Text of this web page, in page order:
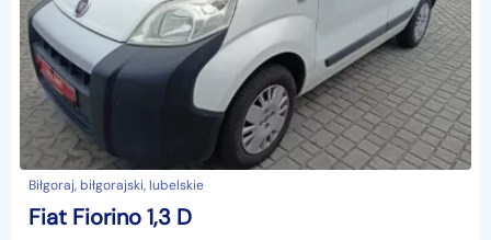
Biłgoraj, biłgorajski, lubelskie
Fiat Fiorino 1,3 D